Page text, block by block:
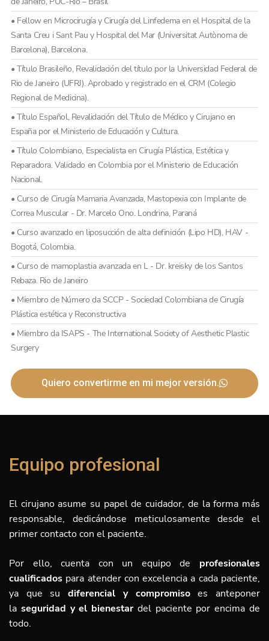
• Fellow en Microcirugía y Cirugía del Linfedema en el Hospital de la
Santa Creu i Sant Pau y Hospital del Mar (Universitat Autònoma de
Barcelona), Barcelona.
• Título Brasileño, Revalidación del título por la Universidad Federal de
Rio de Janeiro (UFRJ). Aprobado y registrado en el CRM (Colegio
Regional de Medicina).
• Título Español, Revalidación del Título de Médico y Cirujano en
España por el Ministerio de Educación y Cultura.
• Título Colombiano, Especialista en Cirugía Plástica, Estética y
Reparadora. Validado en Colombia por el Ministerio de Educación
Nacional.
• Curso de Cirugía Mamaria Avanzada, Mastopexia con Implante de
Correa Muscular - Dr. Marcelo Ono. Londrina, Paraná
• Curso avanzado en liposucción de alta definición (Lipo HD), HAV -
Bogotá, Colombia.
• Curso de mamoplastia avanzada en L - Dr. kreisky de los Santos
Rebaza. Rio de Janeiro
• Miembro de Número da SCCP - Sociedad Colombiana de Cirugía
Plástica estética y Reconstructiva
• Miembro da ISAPS - The International Society of Aesthetic Plastic
Surgery
Quiero convertirme en mi mejor versión.
Equipo profesional
El cirujano asume su papel de cuidador, de la forma más
responsable, dedicándose meticulosamente desde el
primer contacto con el paciente.
Por ello, cuenta con un equipo de profesionales
cualificados para atender con excelencia a cada paciente,
ya que sudiferencial y compromisoes anteponer
la seguridad y el bienestar del paciente por encima de
todo.